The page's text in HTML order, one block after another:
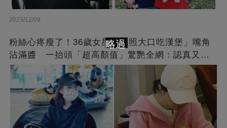
2023/12/09
粉絲心疼瘦了！36歲女星「曬照大口吃漢堡」嘴角
沾滿醬 一抬頭「超高顏值」驚艷全網：認真又美
麗!
略過